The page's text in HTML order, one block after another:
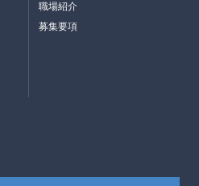
職場紹介
募集要項